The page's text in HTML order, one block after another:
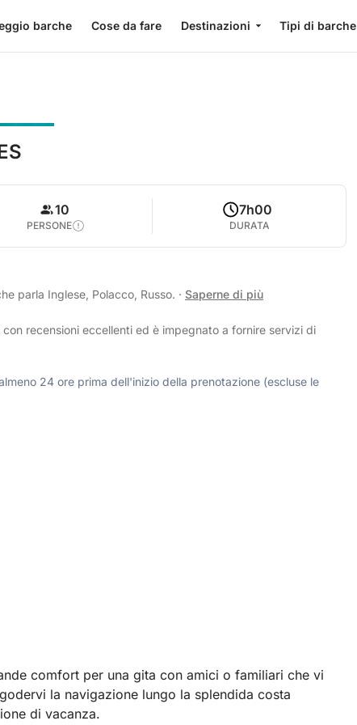
barche Cose da fare Destinazioni Tipi di barche
10
PERSONE
7h00
DURATA
parla Inglese, Polacco, Russo. · Saperne di più
recensioni eccellenti ed è impegnato a fornire servizi di
24 ore prima dell'inizio della prenotazione (escluse le
comfort per una gita con amici o familiari che vi
la navigazione lungo la splendida costa
di vacanza.